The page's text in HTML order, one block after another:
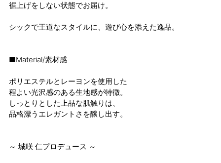
裾上げをしない状態でお届け。
シックで王道なスタイルに、遊び心を添えた逸品。
■Material/素材感
ポリエステルとレーヨンを使用した
程よい光沢感のある生地感が特徴。
しっとりとした上品な肌触りは、
品格漂うエレガントさを醸し出す。
～ 城咲 仁プロデュース ～